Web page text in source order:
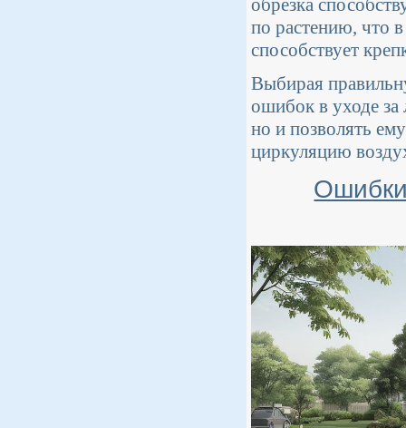
обрезка
по растению, что
способствует
Выбирая
ошибок в уходе за
но и позволять
циркуляцию